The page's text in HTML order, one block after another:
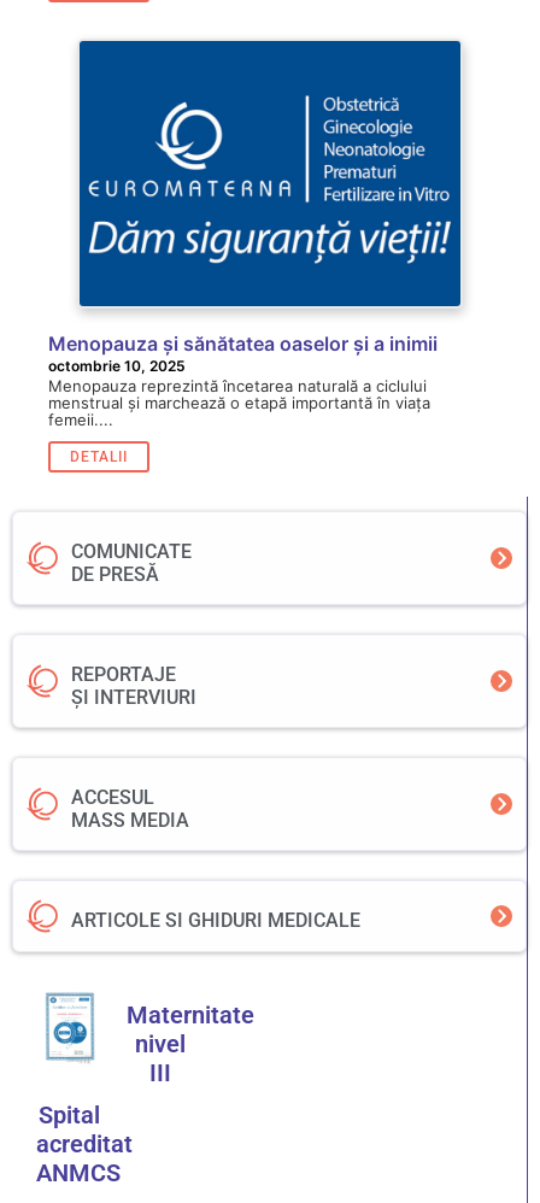
COMUNICATE
DE PRESĂ
REPORTAJE
ȘI INTERVIURI
ACCESUL
MASS MEDIA
ARTICOLE SI GHIDURI MEDICALE
Spital
acreditat
ANMCS
Maternitate
nivel
III
Menopauza și sănătatea oaselor și a inimii
octombrie 10, 2025
Menopauza reprezintă încetarea naturală a ciclului
menstrual și marchează o etapă importantă în viața
femeii....
DETALII